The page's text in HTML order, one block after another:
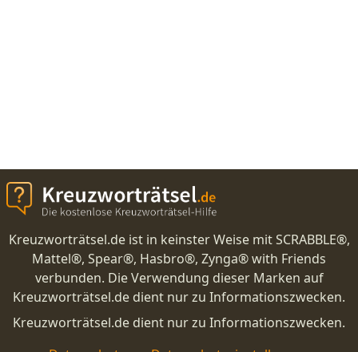
Kreuzworträtsel.de ist in keinster Weise mit SCRABBLE®,
Mattel®, Spear®, Hasbro®, Zynga® with Friends
verbunden. Die Verwendung dieser Marken auf
Kreuzworträtsel.de dient nur zu Informationszwecken.
Kreuzworträtsel.de dient nur zu Informationszwecken.